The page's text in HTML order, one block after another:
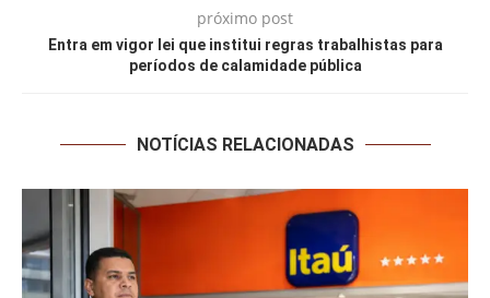
próximo post
Entra em vigor lei que institui regras trabalhistas para
períodos de calamidade pública
NOTÍCIAS RELACIONADAS